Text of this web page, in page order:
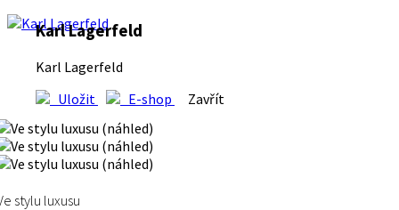
Karl Lagerfeld
Karl Lagerfeld
Uložit
E-shop Zavřít
stylu luxusu